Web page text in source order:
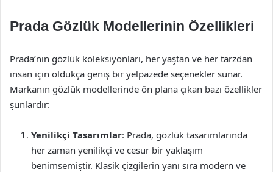
Prada Gözlük Modellerinin Özellikleri
Prada’nın gözlük koleksiyonları, her yaştan ve her tarzdan
insan için oldukça geniş bir yelpazede seçenekler sunar.
Markanın gözlük modellerinde ön plana çıkan bazı özellikler
şunlardır:
Yenilikçi Tasarımlar: Prada, gözlük tasarımlarında
her zaman yenilikçi ve cesur bir yaklaşım
benimsemiştir. Klasik çizgilerin yanı sıra modern ve